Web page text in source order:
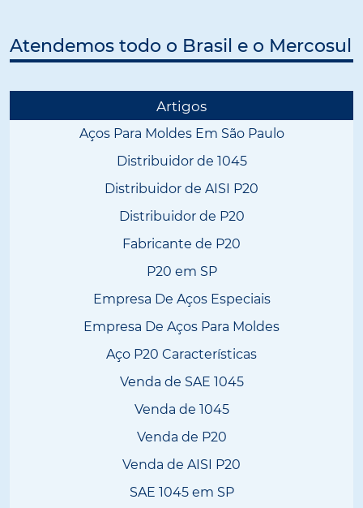
Atendemos todo o Brasil e o Mercosul
Artigos
Aços Para Moldes Em São Paulo
Distribuidor de 1045
Distribuidor de AISI P20
Distribuidor de P20
Fabricante de P20
P20 em SP
Empresa De Aços Especiais
Empresa De Aços Para Moldes
Aço P20 Características
Venda de SAE 1045
Venda de 1045
Venda de P20
Venda de AISI P20
SAE 1045 em SP